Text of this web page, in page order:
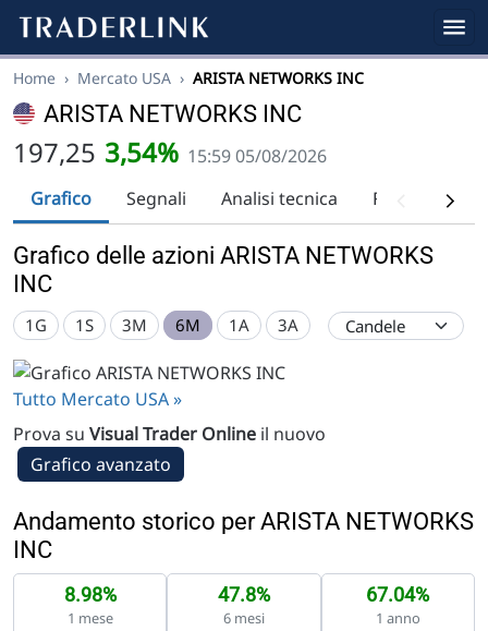
Home › Mercato USA › ARISTA NETWORKS INC
ARISTA NETWORKS INC
197,25 3,54% 15:59 05/08/2026
Grafico
Segnali Analisi tecnica
Grafico delle azioni ARISTA NETWORKS
INC
1G 1S 3M 6M 1A 3A
Tutto Mercato USA »
Prova su Visual Trader Online il nuovo
Grafico avanzato
Andamento storico per ARISTA NETWORKS
INC
8.98%
1 mese
47.8%
6 mesi
67.04%
1 anno